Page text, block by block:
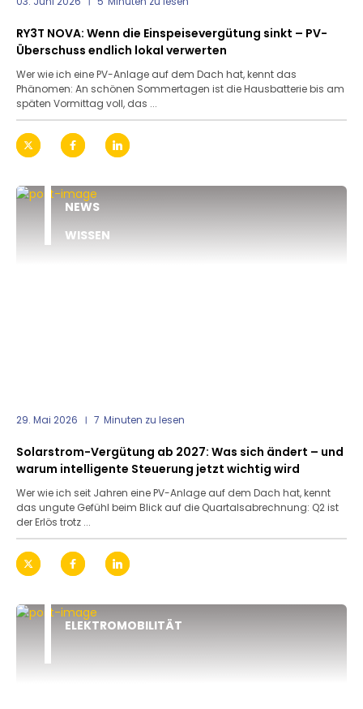
RY3T NOVA: Wenn die Einspeisevergütung sinkt – PV-
Überschuss endlich lokal verwerten
Wer wie ich eine PV-Anlage auf dem Dach hat, kennt das
Phänomen: An schönen Sommertagen ist die Hausbatterie bis am
späten Vormittag voll, das ...
NEWS
WISSEN
29. Mai 2026 7 Minuten zu lesen
Solarstrom-Vergütung ab 2027: Was sich ändert – und
warum intelligente Steuerung jetzt wichtig wird
Wer wie ich seit Jahren eine PV-Anlage auf dem Dach hat, kennt
das ungute Gefühl beim Blick auf die Quartalsabrechnung: Q2 ist
der Erlös trotz ...
ELEKTROMOBILITÄT